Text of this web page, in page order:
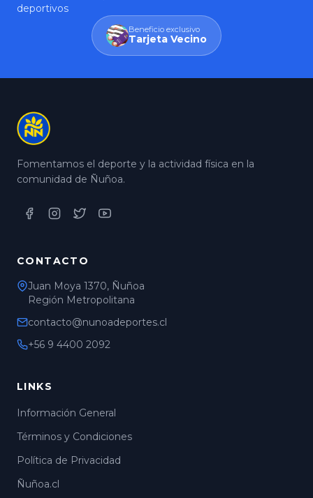
deportivos
Beneficio exclusivo
Tarjeta Vecino
Fomentamos el deporte y la actividad física en la
comunidad de Ñuñoa.
CONTACTO
Juan Moya 1370, Ñuñoa
Región Metropolitana
contacto@nunoadeportes.cl
+56 9 4400 2092
LINKS
Información General
Términos y Condiciones
Política de Privacidad
Ñuñoa.cl